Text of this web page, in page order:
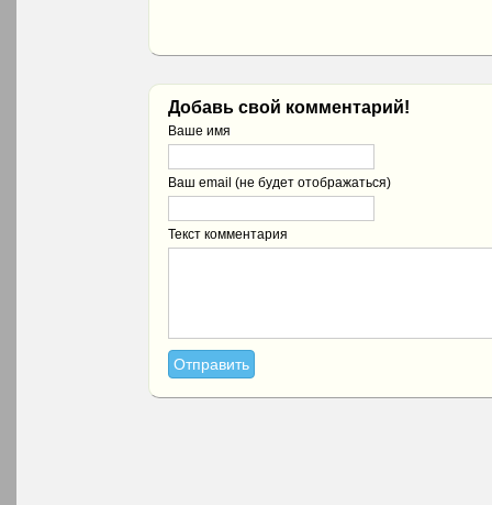
Добавь свой комментарий!
Ваше имя
Ваш email (не будет отображаться)
Текст комментария